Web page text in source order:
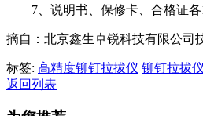
7、说明书、保修卡、合格证各
摘自：北京鑫生卓锐科技有限公司
标签: 高精度铆钉拉拔仪 铆钉拉拔仪
返回列表